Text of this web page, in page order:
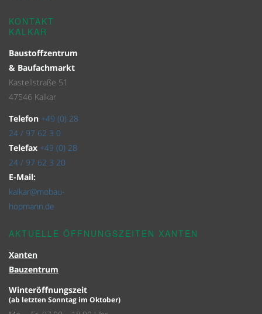
KONTAKT
KALKAR
Baustoffzentrum
& Baufachmarkt
Kastellstraße 51
47546 Kalkar
Telefon +49 (0) 28
24 / 97 62 3 0
Telefax +49 (0) 28
24 / 97 62 3 20
E-Mail:
kalkar@mobau-
hopmann.de
AKTUELLE ÖFFNUNGSZEITEN XANTEN
Xanten
Bauzentrum
Winteröffnungszeit
(ab letzten Sonntag im Oktober)